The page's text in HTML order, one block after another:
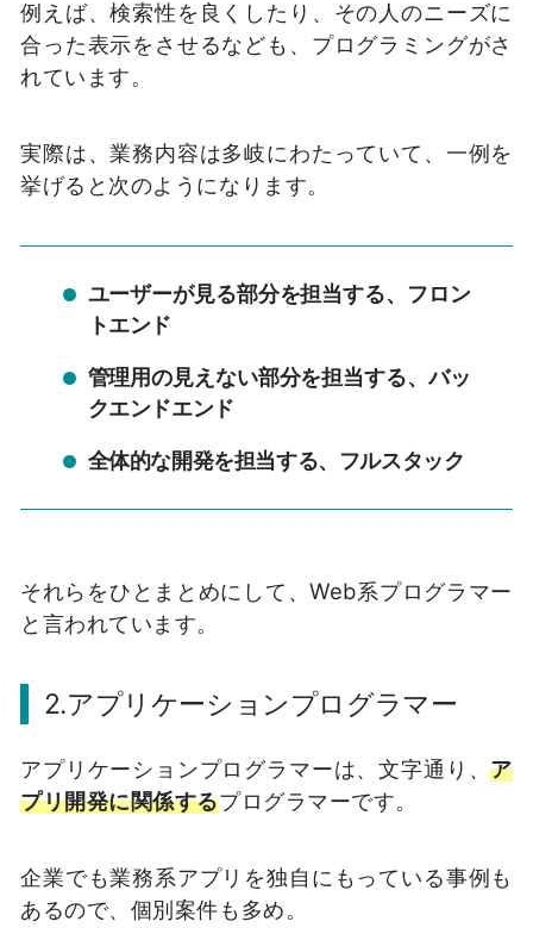
例えば、検索性を良くしたり、その人のニーズに
合った表示をさせるなども、プログラミングがさ
れています。
実際は、業務内容は多岐にわたっていて、一例を
挙げると次のようになります。
ユーザーが見る部分を担当する、フロン
トエンド
管理用の見えない部分を担当する、バッ
クエンドエンド
全体的な開発を担当する、フルスタック
それらをひとまとめにして、Web系プログラマー
と言われています。
2.アプリケーションプログラマー
アプリケーションプログラマーは、文字通り、ア
プリ開発に関係するプログラマーです。
企業でも業務系アプリを独自にもっている事例も
あるので、個別案件も多め。